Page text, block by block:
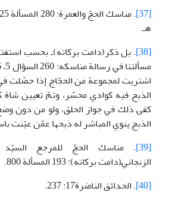
[37]
هـ.
[38]
. بل ذكر(دامت برکاته)ـ بحسب
اشتريت لمجموعة من الحجّاج إذا حصّلت
الذبح فيه كوادي محسّر، وتمّ تعيين
كفى ذلك في جواز الحلق، ولو من دون
الذبح ينوي المباشر له ذبحها عمّن عيّنت
[39]
. مناسك الحجّ للمرجع
الزنجانيّ(دامت برکاته): 193 المسألة 800.
[40]
. الحدائق الناضرة17: 237.